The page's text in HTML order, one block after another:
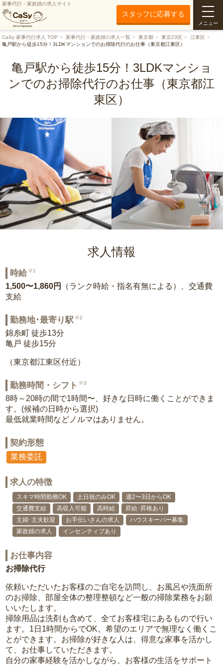
家事代行・家政婦の求人サイト
スタッフに応募する
メニュー
CaSy 家事代行求人 TOP 家事代行・家政婦の求人一覧 東京都 東京23区
江東区
亀戸駅から徒歩15分！3LDKマンションでのお掃除代行のお仕事（東京都江東区）
亀戸駅から徒歩15分！3LDKマンショ
ンでのお掃除代行のお仕事（東京都江
東区）
求人情報
時給 ※1
1,500〜1,860円
（ランク時給・指名有無による）、交通費
支給
勤務地･最寄り駅 ※2
錦糸町 徒歩13分
亀戸 徒歩15分
（東京都江東区付近）
勤務時間・シフト ※3
8時～20時の間で1時間〜、好きな日時に働くことができま
す。(候補の日時から選択)
最低就業時間などノルマはありません。
契約形態
業務委託
求人の特徴
スキマ時間勤務OK 土日祝のみOK
週2〜3日からOK
交通費支給
高収入可能 高時給
昇給･昇格あり
主婦･主夫歓迎
お手伝いさんの求人
ハウスキーパー募集
家政婦の求人
インセンティブあり
お仕事内容
お掃除代行
依頼いただいたお客様のご自宅を訪問し、お風呂や洗面所
のお掃除、部屋全体の整理整頓など一般の掃除業務をお願
いいたします。
掃除用品は洗剤も含めて、全てお客様宅にあるもので行い
ます。1日1時間からでOK。希望のエリアで無理なく働くこ
とができます。お掃除が好きな人は、得意な家事を活かし
て、お仕事していただきます。
自分の家事経験を活かしながら、お客様の生活をサポート